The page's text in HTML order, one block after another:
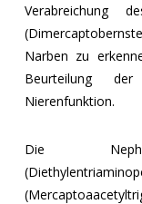
Verabreichung
Narben zu
Beurteilung
Nierenfunktion.
Die